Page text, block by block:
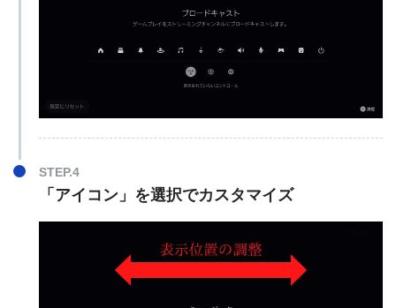
STEP.4
「アイコン」を選択でカスタマイズ